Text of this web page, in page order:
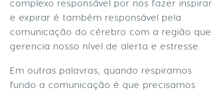
complexo responsável por nos fazer inspirar
e expirar é também responsável pela
comunicação do cérebro com a região que
gerencia nosso nível de alerta e estresse.
Em outras palavras, quando respiramos
fundo a comunicação é que precisamos